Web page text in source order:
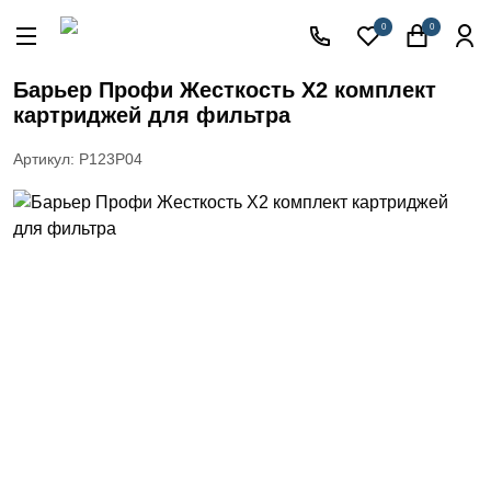
0 0
Акции
скважины
питьевой
воды
Водоподготовка
для дома и
Барьер Профи Жесткость Х2 комплект
картриджей для фильтра
Артикул: Р123Р04